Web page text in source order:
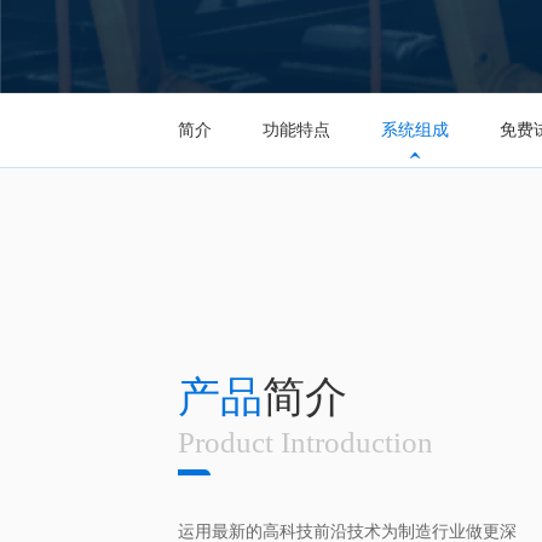
简介 功能特点 系统组成 免费
产品简介
Product Introduction
运用最新的高科技前沿技术为制造行业做更深